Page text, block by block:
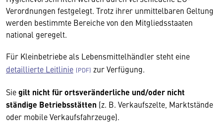
Verordnungen festgelegt. Trotz ihrer unmittelbaren Geltung
werden bestimmte Bereiche von den Mitgliedsstaaten
national geregelt.
Für Kleinbetriebe als Lebensmittelhändler steht eine
detaillierte Leitlinie
zur Verfügung.
Siegilt nicht für ortsveränderliche und/oder nicht
ständige Betriebsstätten (z. B. Verkaufszelte, Marktstände
oder mobile Verkaufsfahrzeuge).